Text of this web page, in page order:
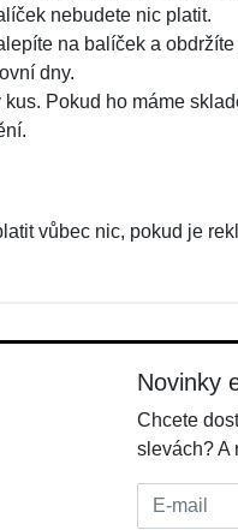
nebudete nic platit.
na balíček a
dny.
Pokud ho máme
vůbec nic, pokud je
Novinky
Chcete
slevách? A
E-mail: